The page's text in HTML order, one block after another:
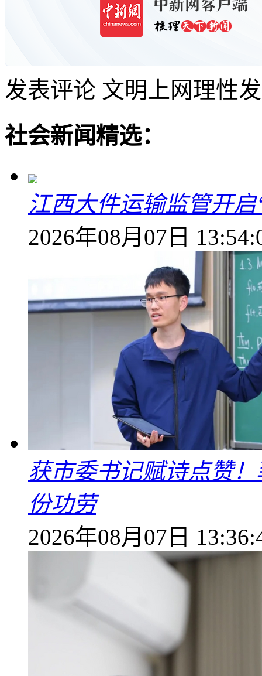
发表评论 文明上网理性
社会新闻精选：
江西大件运输监管开
2026年08月07日
获市委书记赋诗点赞
份功劳
2026年08月07日